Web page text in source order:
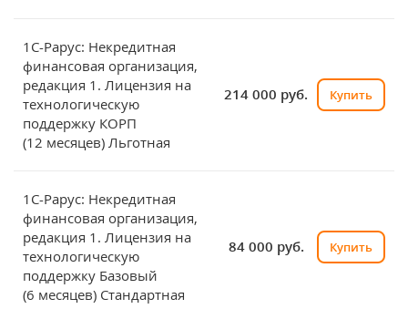
1С-Рарус: Некредитная
финансовая организация,
редакция 1. Лицензия на
технологическую
поддержку КОРП
(12 месяцев) Льготная
214 000 руб. Купить
1С-Рарус: Некредитная
финансовая организация,
редакция 1. Лицензия на
технологическую
поддержку Базовый
(6 месяцев) Стандартная
84 000 руб. Купить